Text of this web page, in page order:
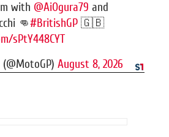
with @AiOgura79 and
👊#BritishGP 🇬🇧
sPtY448CYT
August 8, 2026